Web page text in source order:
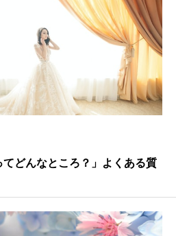
どんなところ？」よくある質